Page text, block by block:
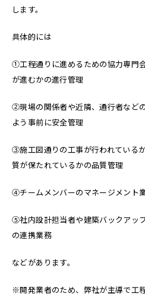
します。
具体的には
①工程通りに進めるための協力専門
が進むかの進行管理
②現場の関係者や近隣、通行者など
よう事前に安全管理
③施工図通りの工事が行われている
質が保たれているかの品質管理
④チームメンバーのマネージメント
⑤社内設計担当者や建築バックアッ
の連携業務
などがあります。
※開発業者のため、弊社が主導で工